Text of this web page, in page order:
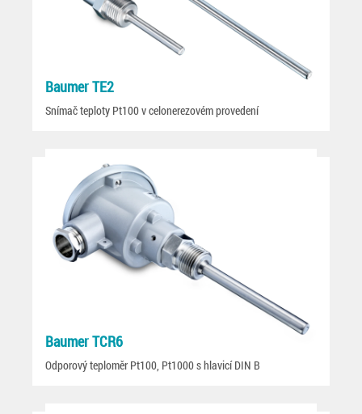
Baumer TE2
Snímač teploty Pt100 v celonerezovém provedení
Baumer TCR6
Odporový teploměr Pt100, Pt1000 s hlavicí DIN B